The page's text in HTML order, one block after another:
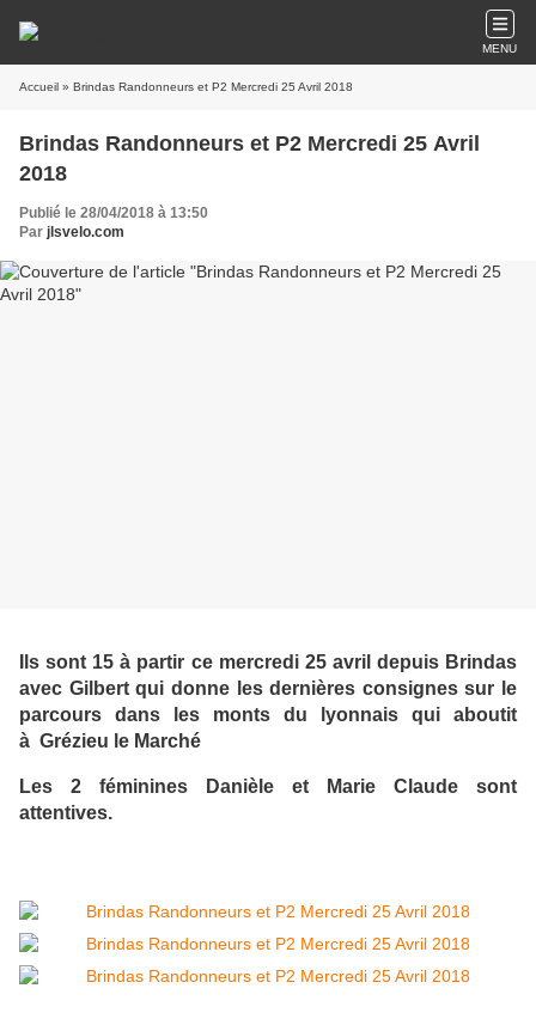
MENU
Accueil » Brindas Randonneurs et P2 Mercredi 25 Avril 2018
Brindas Randonneurs et P2 Mercredi 25 Avril
2018
Publié le 28/04/2018 à 13:50
Par jlsvelo.com
Ils sont 15 à partir ce mercredi 25 avril depuis Brindas
avec Gilbert qui donne les dernières consignes sur le
parcours dans les monts du lyonnais qui aboutit
à Grézieu le Marché
Les 2 féminines Danièle et Marie Claude sont
attentives.